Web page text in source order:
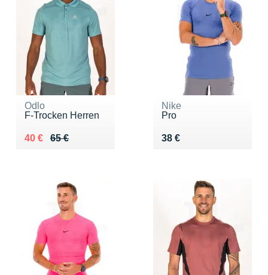
Odlo
F-Trocken Herren
65 €
Au lieu de 65 €
40 €
Vendu 40 €
Nike
Pro
38 €
Vendu 38 €